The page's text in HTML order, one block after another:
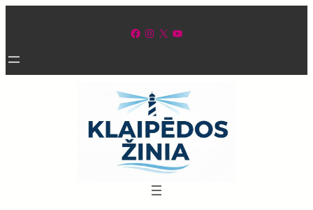
Facebook Instagram X YouTube